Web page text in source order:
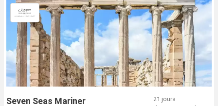
Seven Seas Mariner
21 jours